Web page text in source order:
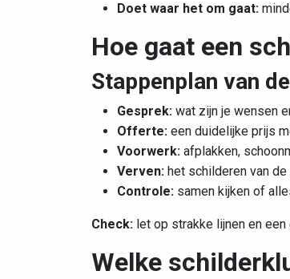
Doet waar het om gaat:
Hoe gaat een
Stappenplan van
Gesprek: wat zijn je wensen
Offerte: een duidelijke prijs
Voorwerk: afplakken,
Verven: het schilderen van
Controle: samen kijken of
Check: let op strakke lijnen en een
Welke